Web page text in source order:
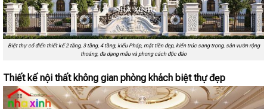
Biệt thự cổ điển thiết kế 2 tầng, 3 tầng, 4 tầng, kiểu Pháp, mặt tiền đẹp, kiến trúc sang trọng, sân vườn rộng
thoáng, đa dạng mẫu và phong cách độc đáo
Thiết kế nội thất không gian phòng khách biệt thự đẹp